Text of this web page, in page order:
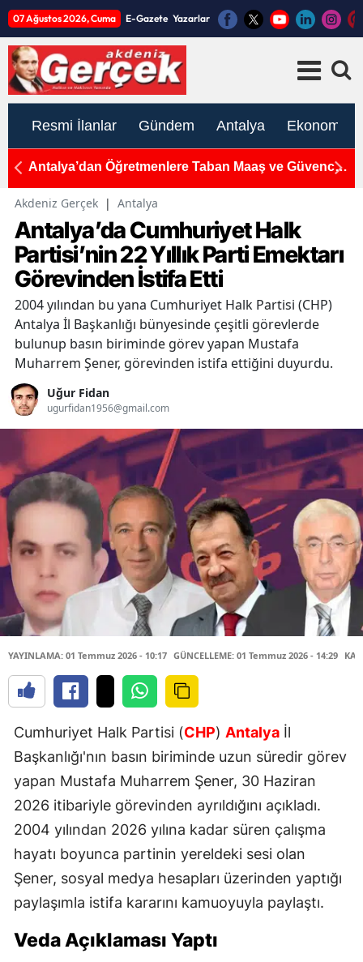
07 Ağustos 2026, Cuma E-Gazete Yazarlar
Resmi İlanlar Gündem Antalya Ekonomi
Antalya’dan Öğretmenlere Taban Maaş ve Güvence
Akdeniz Gerçek | Antalya
Antalya’da Cumhuriyet Halk
Partisi’nin 22 Yıllık Parti Emektarı
Görevinden İstifa Etti
2004 yılından bu yana Cumhuriyet Halk Partisi (CHP)
Antalya İl Başkanlığı bünyesinde çeşitli görevlerde
bulunup basın biriminde görev yapan Mustafa
Muharrem Şener, görevinden istifa ettiğini duyurdu.
Uğur Fidan
ugurfidan1956@gmail.com
YAYINLAMA: 01 Temmuz 2026 - 10:17 GÜNCELLEME: 01 Temmuz 2026 - 14:29
Cumhuriyet Halk Partisi (CHP) Antalya İl
Başkanlığı'nın basın biriminde uzun süredir görev
yapan Mustafa Muharrem Şener, 30 Haziran
2026 itibariyle görevinden ayrıldığını açıkladı.
2004 yılından 2026 yılına kadar süren çalışma
hayatı boyunca partinin yereldeki sesi olan
Şener, sosyal medya hesapları üzerinden yaptığı
paylaşımla istifa kararını kamuoyuyla paylaştı.
Veda Açıklaması Yaptı